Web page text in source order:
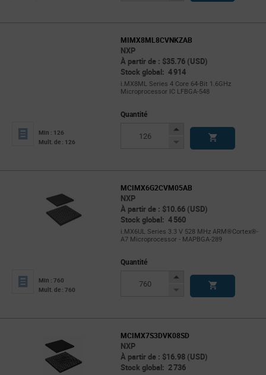
MIMX8ML8CVNKZAB
NXP
À partir de : $35.76 (USD)
Stock global: 4 914
i.MX8ML Series 4 Core 64-Bit 1.6GHz
Microprocessor IC LFBGA-548
Min : 126
Mult. de : 126
Quantité
Increase
Decrease
MCIMX6G2CVM05AB
NXP
À partir de : $10.66 (USD)
Stock global: 4 560
i.MX6UL Series 3.3 V 528 MHz ARM®Cortex®-
A7 Microprocessor - MAPBGA-289
Min : 760
Mult. de : 760
Quantité
Increase
Decrease
MCIMX7S3DVK08SD
NXP
À partir de : $16.98 (USD)
Stock global: 2 736